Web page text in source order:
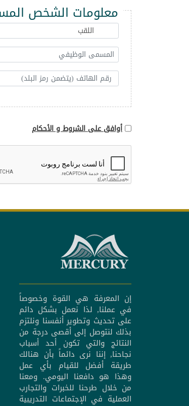
معلومات الشخص
أوافق على الشروط و الأحكام
إن المعرفة هي القوة وخصوصاً
في عملنا, لذا نعمل بشكل دائم
على تحديث وتطوير أنفسنا ونلتزم
بذلك لنتوصل إلى أقصى درجة من
النتائج والتي تكون أحد أسباب
نجاحنا, إننا نرى دائماً بأن هنالك
طريقة أفضل للقيام بأي عمل
وهذا هو دافعنا اليومي. ومعنا
من خلال طرحنا للخبرات والتجارب
العملية في الإجتماعات التدريبية